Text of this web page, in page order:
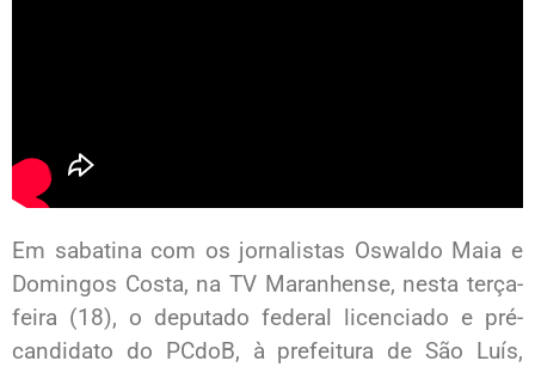
Em sabatina com os jornalistas Oswaldo Maia e
Domingos Costa, na TV Maranhense, nesta terça-
feira (18), o deputado federal licenciado e pré-
candidato do PCdoB, à prefeitura de São Luís,